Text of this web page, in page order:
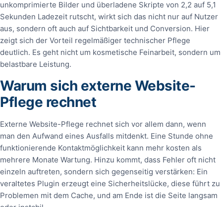
unkomprimierte Bilder und überladene Skripte von 2,2 auf 5,1
Sekunden Ladezeit rutscht, wirkt sich das nicht nur auf Nutzer
aus, sondern oft auch auf Sichtbarkeit und Conversion. Hier
zeigt sich der Vorteil regelmäßiger technischer Pflege
deutlich. Es geht nicht um kosmetische Feinarbeit, sondern um
belastbare Leistung.
Warum sich externe Website-
Pflege rechnet
Externe Website-Pflege rechnet sich vor allem dann, wenn
man den Aufwand eines Ausfalls mitdenkt. Eine Stunde ohne
funktionierende Kontaktmöglichkeit kann mehr kosten als
mehrere Monate Wartung. Hinzu kommt, dass Fehler oft nicht
einzeln auftreten, sondern sich gegenseitig verstärken: Ein
veraltetes Plugin erzeugt eine Sicherheitslücke, diese führt zu
Problemen mit dem Cache, und am Ende ist die Seite langsam